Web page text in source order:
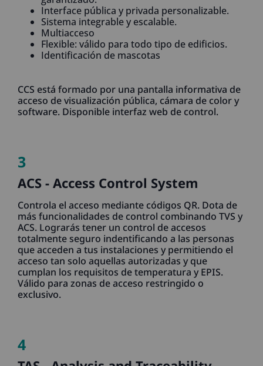
Interface pública y privada personalizable.
Sistema integrable y escalable.
Multiacceso
Flexible: válido para todo tipo de edificios.
Identificación de mascotas
CCS está formado por una pantalla informativa de
acceso de visualización pública, cámara de color y
software. Disponible interfaz web de control.
3
ACS - Access Control System
Controla el acceso mediante códigos QR. Dota de
más funcionalidades de control combinando TVS y
ACS. Lograrás tener un control de accesos
totalmente seguro indentificando a las personas
que acceden a tus instalaciones y permitiendo el
acceso tan solo aquellas autorizadas y que
cumplan los requisitos de temperatura y EPIS.
Válido para zonas de acceso restringido o
exclusivo.
4